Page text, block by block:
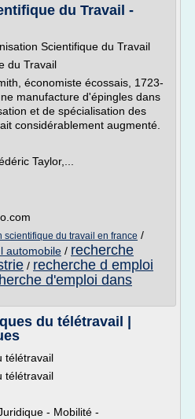
du Travail -
Scientifique du Travail
du Travail
économiste écossais, 1723-
manufacture d'épingles dans
et de spécialisation des
considérablement augmenté.
Taylor,...
scientifique du travail en france /
automobile / recherche
/ recherche d emploi
d'emploi dans
du télétravail |
télétravail
télétravail
- Mobilité -